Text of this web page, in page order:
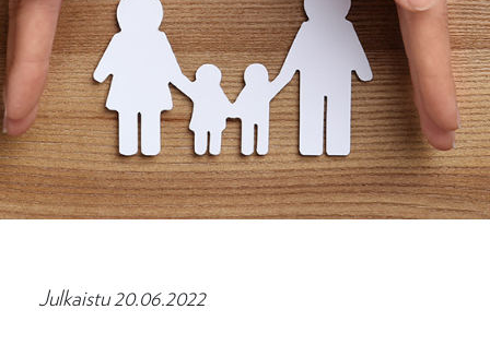
Julkaistu 20.06.2022